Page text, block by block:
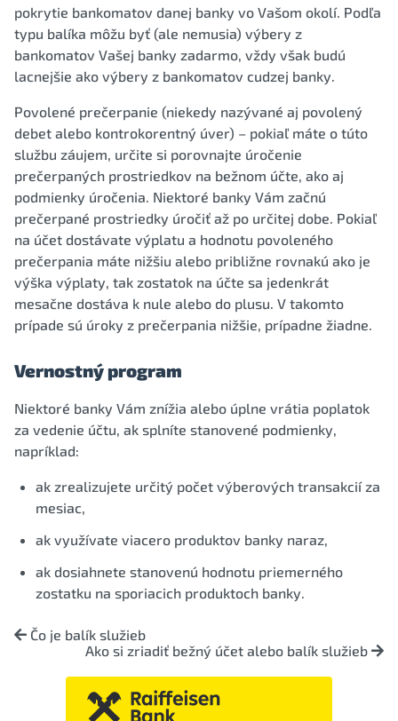
pokrytie bankomatov danej banky vo Vašom okolí. Podľa
typu balíka môžu byť (ale nemusia) výbery z
bankomatov Vašej banky zadarmo, vždy však budú
lacnejšie ako výbery z bankomatov cudzej banky.
Povolené prečerpanie (niekedy nazývané aj povolený
debet alebo kontrokorentný úver) – pokiaľ máte o túto
službu záujem, určite si porovnajte úročenie
prečerpaných prostriedkov na bežnom účte, ako aj
podmienky úročenia. Niektoré banky Vám začnú
prečerpané prostriedky úročiť až po určitej dobe. Pokiaľ
na účet dostávate výplatu a hodnotu povoleného
prečerpania máte nižšiu alebo približne rovnakú ako je
výška výplaty, tak zostatok na účte sa jedenkrát
mesačne dostáva k nule alebo do plusu. V takomto
prípade sú úroky z prečerpania nižšie, prípadne žiadne.
Vernostný program
Niektoré banky Vám znížia alebo úplne vrátia poplatok
za vedenie účtu, ak splníte stanovené podmienky,
napríklad:
ak zrealizujete určitý počet výberových transakcií za
mesiac,
ak využívate viacero produktov banky naraz,
ak dosiahnete stanovenú hodnotu priemerného
zostatku na sporiacich produktoch banky.
Čo je balík služieb
Ako si zriadiť bežný účet alebo balík služieb